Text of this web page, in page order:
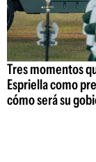
Tres momentos
Espriella como
cómo será su